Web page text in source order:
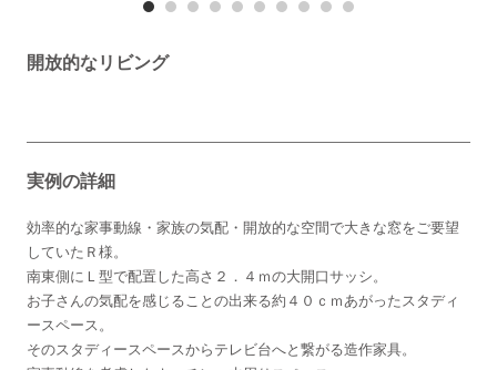
開放的なリビング
実例の詳細
効率的な家事動線・家族の気配・開放的な空間で大きな窓をご要望
していたＲ様。
南東側にＬ型で配置した高さ２．４ｍの大開口サッシ。
お子さんの気配を感じることの出来る約４０ｃｍあがったスタディ
ースペース。
そのスタディースペースからテレビ台へと繋がる造作家具。